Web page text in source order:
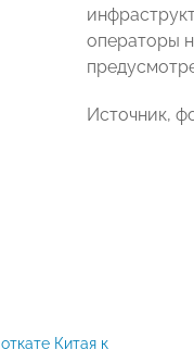
операторы
Источник,
Китая к